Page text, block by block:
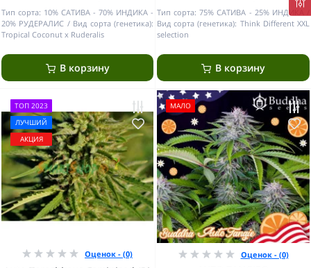
Тип сорта: 10% САТИВА - 70% ИНДИКА -
20% РУДЕРАЛИС
Вид сорта (генетика):
Tropical Coconut x Ruderalis
В корзину
Тип сорта: 75% САТИВА - 25% ИНДИКА
Вид сорта (генетика): Think Different XXL
selection
В корзину
ТОП 2023
ЛУЧШИЙ
АКЦИЯ
Оценок - (0)
МАЛО
Оценок - (0)